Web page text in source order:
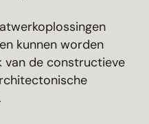
kunnen worden
van de constructieve